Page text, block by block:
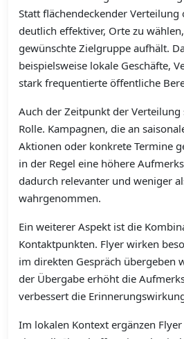
Statt flächendeckender Verteilung
deutlich effektiver, Orte zu
gewünschte Zielgruppe aufhält.
beispielsweise lokale Geschäfte,
stark frequentierte öffentliche
Auch der Zeitpunkt der
Rolle. Kampagnen, die an
Aktionen oder konkrete Termine
in der Regel eine höhere
dadurch relevanter und weniger
wahrgenommen.
Ein weiterer Aspekt ist die
Kontaktpunkten. Flyer wirken
im direkten Gespräch übergeben
der Übergabe erhöht die
verbessert die
Im lokalen Kontext ergänzen